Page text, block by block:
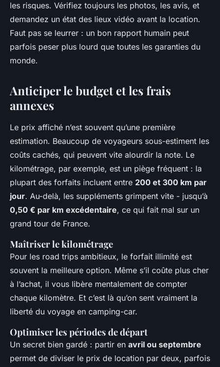
les risques. Vérifiez toujours les photos, les avis, et
demandez un état des lieux vidéo avant la location.
Faut pas se leurrer : un bon rapport humain peut
parfois peser plus lourd que toutes les garanties du
monde.
Anticiper le budget et les frais
annexes
Le prix affiché n’est souvent qu’une première
estimation. Beaucoup de voyageurs sous-estiment les
coûts cachés, qui peuvent vite alourdir la note. Le
kilométrage, par exemple, est un piège fréquent : la
plupart des forfaits incluent entre 200 et 300 km par
jour. Au-delà, les suppléments grimpent vite - jusqu’à
0,50 € par km excédentaire, ce qui fait mal sur un
grand tour de France.
Maîtriser le kilométrage
Pour les road trips ambitieux, le forfait illimité est
souvent la meilleure option. Même s’il coûte plus cher
à l’achat, il vous libère mentalement de compter
chaque kilomètre. Et c’est là qu’on sent vraiment la
liberté du voyage en camping-car.
Optimiser les périodes de départ
Un secret bien gardé : partir en avril ou septembre
permet de diviser le prix de location par deux, parfois